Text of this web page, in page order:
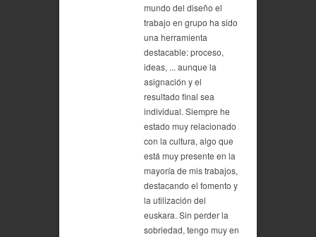
mundo del diseño el
trabajo en grupo ha sido
una herramienta
destacable: proceso,
ideas, ... aunque la
asignación y el
resultado final sea
individual. Siempre he
estado muy relacionado
con la cultura, algo que
está muy presente en la
mayoría de mis trabajos,
destacando el fomento y
la utilización del
euskara. Sin perder la
sobriedad, tengo muy en